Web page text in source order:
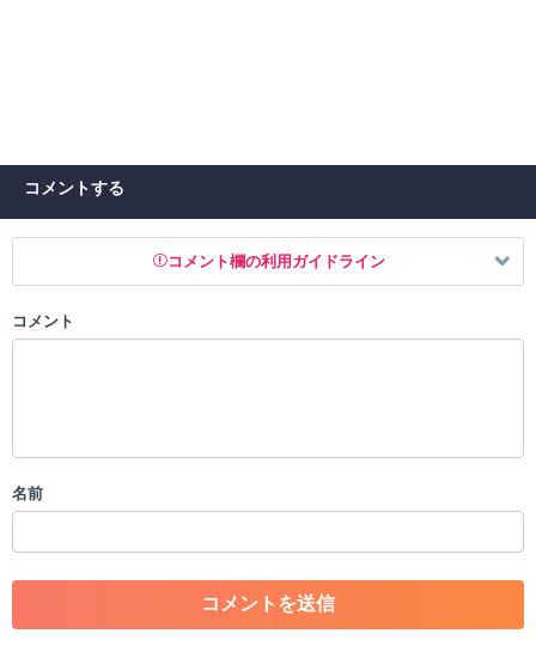
コメントする
コメント欄の利用ガイドライン
以下の書き込みを禁止とし、場合によってはコメント削除や書き込み制
・一度削除された投稿を再び投稿すること
・アカウントの売買など金銭が絡む内容の投稿
・各ゲームのネタバレを含む内容の投稿
・その他、管理者が不適切と判断した投稿
コメント
名前